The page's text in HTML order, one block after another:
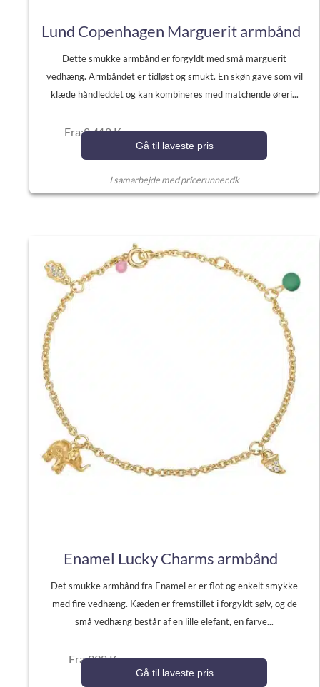
Lund Copenhagen Marguerit armbånd
Dette smukke armbånd er forgyldt med små marguerit
vedhæng. Armbåndet er tidløst og smukt. En skøn gave som vil
klæde håndleddet og kan kombineres med matchende øreri...
Fra:2.418 Kr.
Gå til laveste pris
I samarbejde med pricerunner.dk
Enamel Lucky Charms armbånd
Det smukke armbånd fra Enamel er er flot og enkelt smykke
med fire vedhæng. Kæden er fremstillet i forgyldt sølv, og de
små vedhæng består af en lille elefant, en farve...
Fra:398 Kr.
Gå til laveste pris